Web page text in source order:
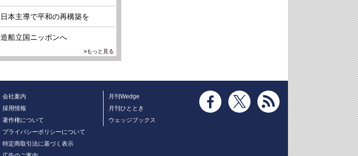
日本主導で平和の再構築を
造船立国ニッポンへ
»もっと見る
会社案内
採用情報
著作権について
プライバシーポリシーについて
特定商取引法に基づく表示
月刊Wedge
月刊ひととき
ウェッジブックス